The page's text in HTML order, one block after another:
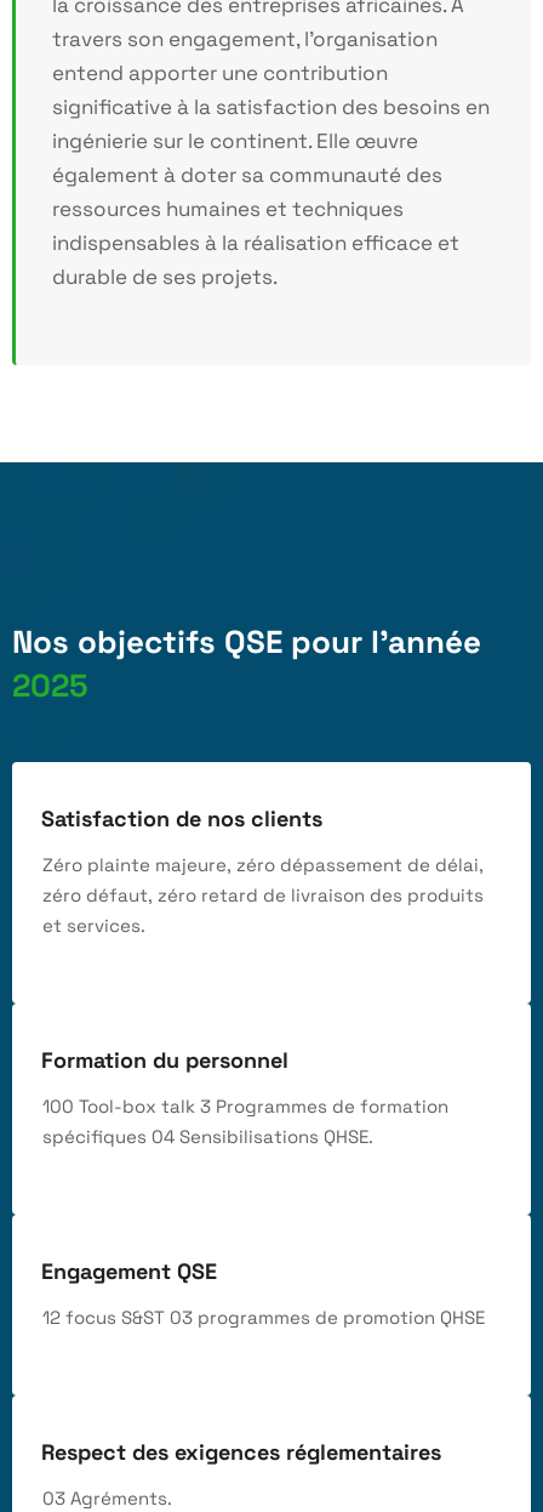
la croissance des entreprises africaines. À
travers son engagement, l’organisation
entend apporter une contribution
significative à la satisfaction des besoins en
ingénierie sur le continent. Elle œuvre
également à doter sa communauté des
ressources humaines et techniques
indispensables à la réalisation efficace et
durable de ses projets.
Nos objectifs QSE pour l’année
2025
Satisfaction de nos clients
Zéro plainte majeure, zéro dépassement de délai,
zéro défaut, zéro retard de livraison des produits
et services.
Formation du personnel
100 Tool-box talk 3 Programmes de formation
spécifiques 04 Sensibilisations QHSE.
Engagement QSE
12 focus S&ST 03 programmes de promotion QHSE
Respect des exigences réglementaires
03 Agréments.